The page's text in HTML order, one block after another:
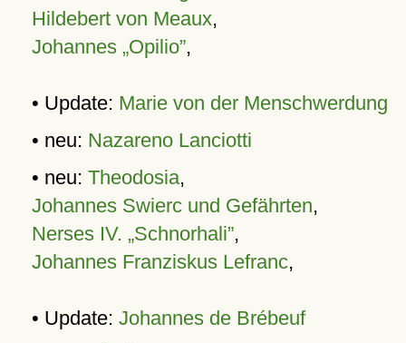
Hildebert von Meaux,
Johannes „Opilio”,
• Update: Marie von der Menschwerdung
• neu: Nazareno Lanciotti
• neu: Theodosia,
Johannes Swierc und Gefährten,
Nerses IV. „Schnorhali”,
Johannes Franziskus Lefranc,
• Update: Johannes de Brébeuf